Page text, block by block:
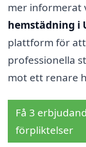
mer informerat
hemstädning i
plattform för
professionella
mot ett renare
Få 3
förpliktelser